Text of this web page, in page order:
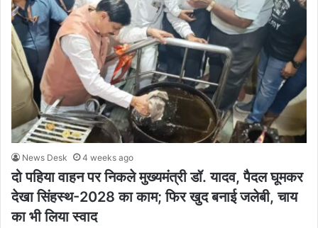
News Desk 4 weeks ago
दो पहिया वाहन पर निकले मुख्यमंत्री डॉ. यादव, पैदल घूमकर
देखा सिंहस्थ-2028 का काम; फिर खुद बनाई जलेबी, चाय
का भी लिया स्वाद